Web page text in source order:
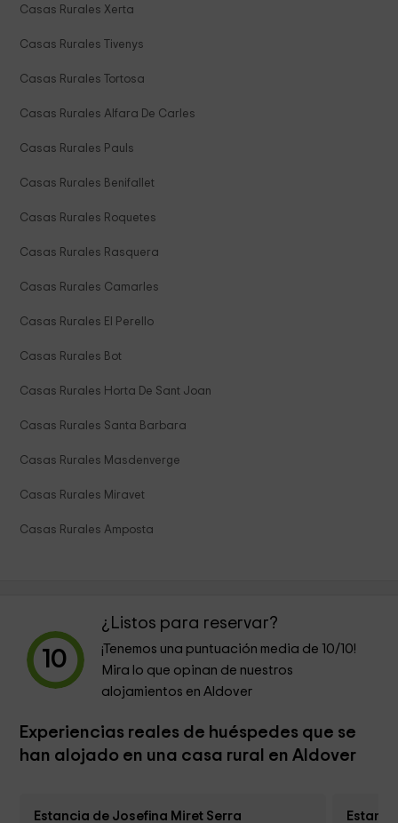
Casas Rurales Xerta
Casas Rurales Tivenys
Casas Rurales Tortosa
Casas Rurales Alfara De Carles
Casas Rurales Pauls
Casas Rurales Benifallet
Casas Rurales Roquetes
Casas Rurales Rasquera
Casas Rurales Camarles
Casas Rurales El Perello
Casas Rurales Bot
Casas Rurales Horta De Sant Joan
Casas Rurales Santa Barbara
Casas Rurales Masdenverge
Casas Rurales Miravet
Casas Rurales Amposta
10
¿Listos para reservar?
¡Tenemos una puntuación media de 10/10!
Mira lo que opinan de nuestros
alojamientos en Aldover
Experiencias reales de huéspedes que se
han alojado en una casa rural en Aldover
Estancia de Josefina Miret Serra